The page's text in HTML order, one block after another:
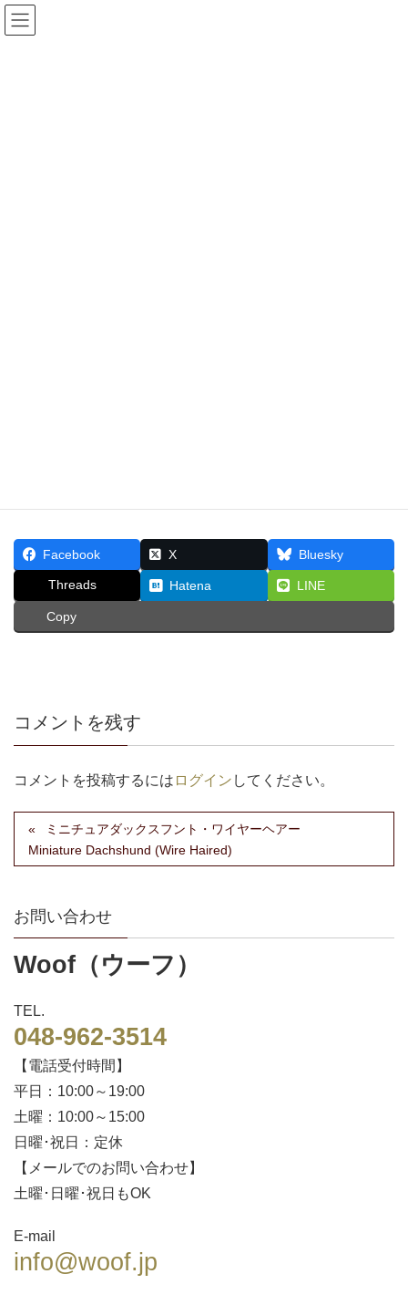
Facebook X Bluesky
Threads Hatena LINE
Copy
コメントを残す
コメントを投稿するには ログイン してください。
ミニチュアダックスフント・ワイヤーヘアー
Miniature Dachshund (Wire Haired)
お問い合わせ
Woof（ウーフ）
TEL.
048-962-3514
【電話受付時間】
平日：10:00～19:00
土曜：10:00～15:00
日曜･祝日：定休
【メールでのお問い合わせ】
土曜･日曜･祝日もOK
E-mail
info@woof.jp